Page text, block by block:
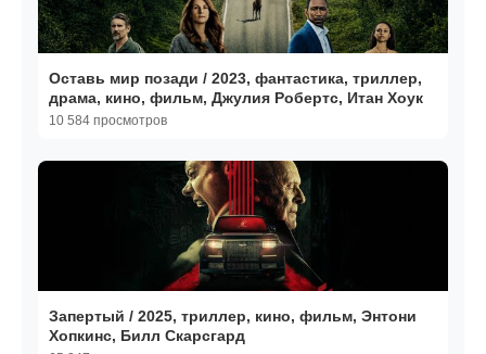
Оставь мир позади / 2023, фантастика, триллер,
драма, кино, фильм, Джулия Робертс, Итан Хоук
10 584 просмотров
Запертый / 2025, триллер, кино, фильм, Энтони
Хопкинс, Билл Скарсгард